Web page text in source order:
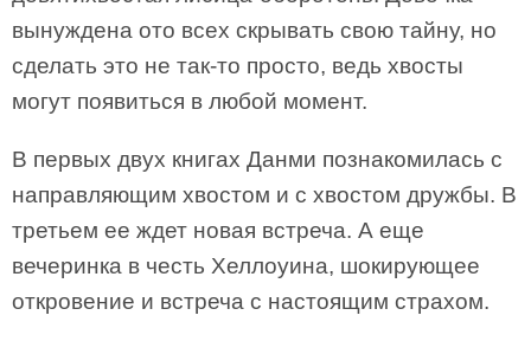
вынуждена ото всех скрывать свою тайну, но
сделать это не так-то просто, ведь хвосты
могут появиться в любой момент.
В первых двух книгах Данми познакомилась с
направляющим хвостом и с хвостом дружбы. В
третьем ее ждет новая встреча. А еще
вечеринка в честь Хеллоуина, шокирующее
откровение и встреча с настоящим страхом.